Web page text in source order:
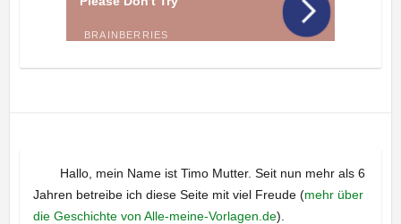
Hallo, mein Name ist Timo Mutter. Seit nun mehr als 6
Jahren betreibe ich diese Seite mit viel Freude (mehr über
die Geschichte von Alle-meine-Vorlagen.de).